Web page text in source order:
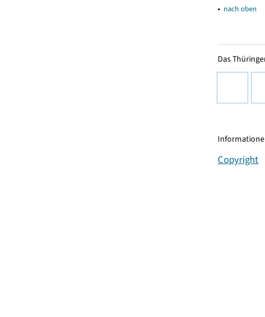
▴ nach oben
Das
Copyright